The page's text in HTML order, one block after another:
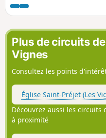
Plus de circuits
Vignes
Consultez les points
Église Saint-Préjet (Les
Découvrez aussi les circuits
à proximité